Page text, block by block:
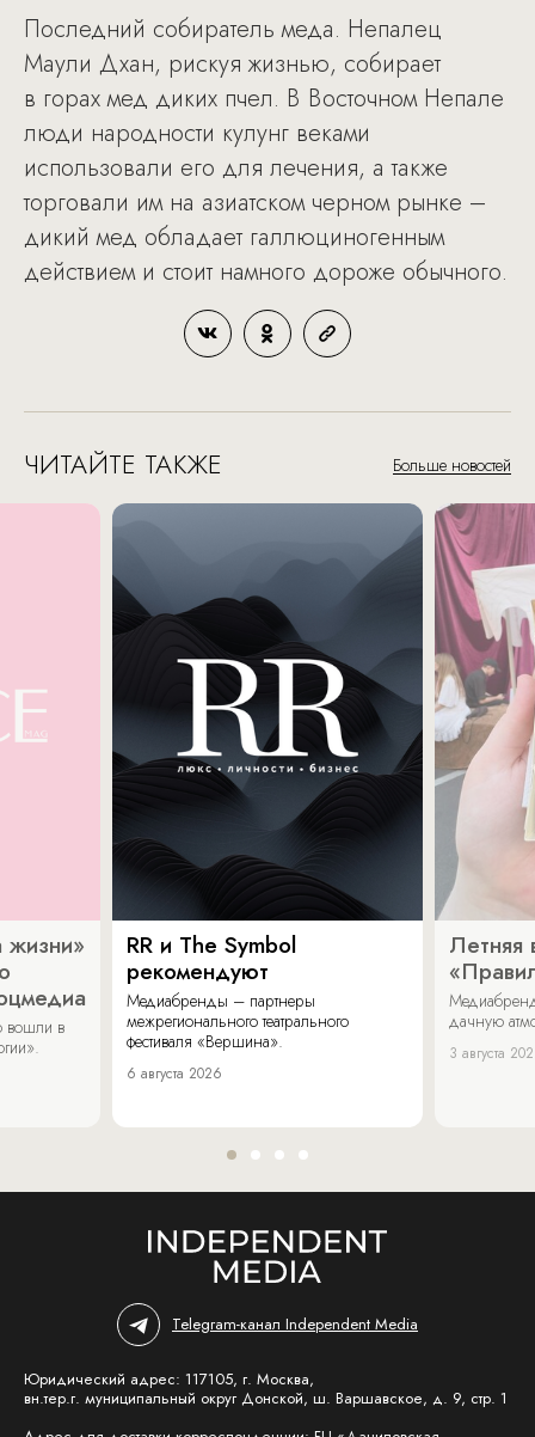
Последний собиратель меда. Непалец
Маули Дхан, рискуя жизнью, собирает
в горах мед диких пчел. В Восточном Непале
люди народности кулунг веками
использовали его для лечения, а также
торговали им на азиатском черном рынке –
дикий мед обладает галлюциногенным
действием и стоит намного дороже обычного.
ЧИТАЙТЕ ТАКЖЕ Больше новостей
жизни»
вошли в
RR и The Symbol
рекомендуют
Медиабренды – партнеры
межрегионального театрального
фестиваля «Вершина».
6 августа 2026
Летняя
дачную
3 августа
Telegram-канал Independent Media
Юридический адрес: 117105, г. Москва,
вн.тер.г. муниципальный округ Донской, ш. Варшавское, д. 9, стр. 1